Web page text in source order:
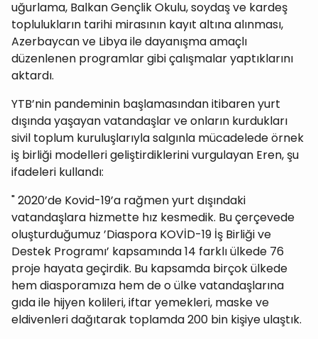
uğurlama, Balkan Gençlik Okulu, soydaş ve kardeş
toplulukların tarihi mirasının kayıt altına alınması,
Azerbaycan ve Libya ile dayanışma amaçlı
düzenlenen programlar gibi çalışmalar yaptıklarını
aktardı.
YTB’nin pandeminin başlamasından itibaren yurt
dışında yaşayan vatandaşlar ve onların kurdukları
sivil toplum kuruluşlarıyla salgınla mücadelede örnek
iş birliği modelleri geliştirdiklerini vurgulayan Eren, şu
ifadeleri kullandı:
" 2020’de Kovid-19’a rağmen yurt dışındaki
vatandaşlara hizmette hız kesmedik. Bu çerçevede
oluşturduğumuz ’Diaspora KOVİD-19 İş Birliği ve
Destek Programı’ kapsamında 14 farklı ülkede 76
proje hayata geçirdik. Bu kapsamda birçok ülkede
hem diasporamıza hem de o ülke vatandaşlarına
gıda ile hijyen kolileri, iftar yemekleri, maske ve
eldivenleri dağıtarak toplamda 200 bin kişiye ulaştık.